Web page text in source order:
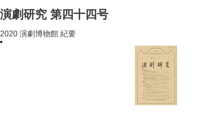
演劇研究 第四十四号
2020 演劇博物館 紀要